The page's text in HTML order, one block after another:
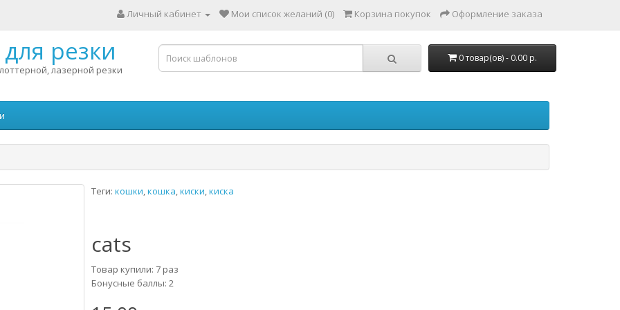
Личный кабинет Мои список желаний (0) Корзина покупок Оформление заказа
резки
лазерной резки
0 товар(ов) - 0.00 р.
Теги: кошки,кошка,киски,киска
cats
Товар купили: 7 раз
Бонусные баллы: 2